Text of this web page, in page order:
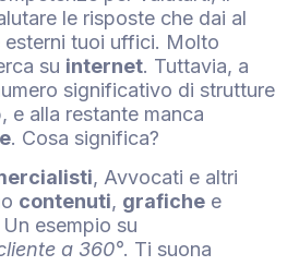
le risposte che dai al
tuoi uffici. Molto
su internet. Tuttavia, a
significativo di strutture
e alla restante manca
. Cosa significa?
, Avvocati e altri
contenuti, grafiche e
Un esempio su
a 360°. Ti suona